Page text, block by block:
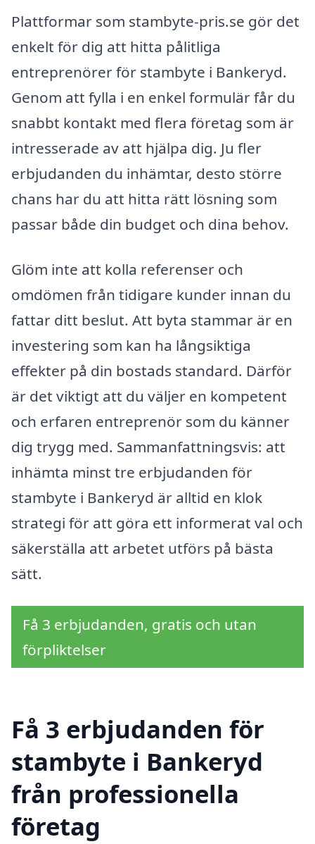
Plattformar som stambyte-pris.se gör det
enkelt för dig att hitta pålitliga
entreprenörer för stambyte i Bankeryd.
Genom att fylla i en enkel formulär får du
snabbt kontakt med flera företag som är
intresserade av att hjälpa dig. Ju fler
erbjudanden du inhämtar, desto större
chans har du att hitta rätt lösning som
passar både din budget och dina behov.
Glöm inte att kolla referenser och
omdömen från tidigare kunder innan du
fattar ditt beslut. Att byta stammar är en
investering som kan ha långsiktiga
effekter på din bostads standard. Därför
är det viktigt att du väljer en kompetent
och erfaren entreprenör som du känner
dig trygg med. Sammanfattningsvis: att
inhämta minst tre erbjudanden för
stambyte i Bankeryd är alltid en klok
strategi för att göra ett informerat val och
säkerställa att arbetet utförs på bästa
sätt.
Få 3 erbjudanden, gratis och utan
förpliktelser
Få 3 erbjudanden för
stambyte i Bankeryd
från professionella
företag